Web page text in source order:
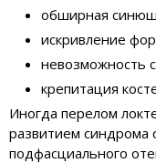
обширная
искривление
невозможность
крепитация
Иногда перелом
развитием синдрома
подфасциального